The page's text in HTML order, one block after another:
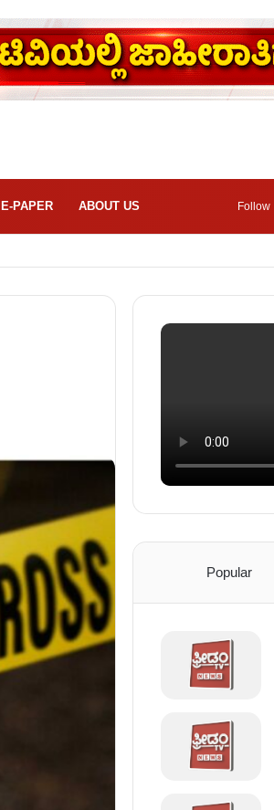
E-PAPER ABOUT US Follow
Popular